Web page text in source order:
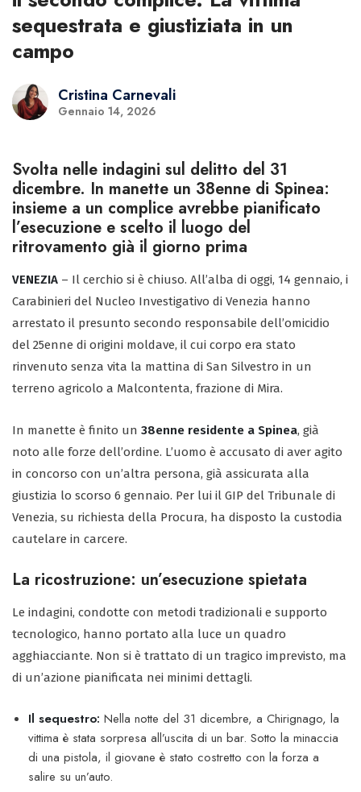
sequestrata e giustiziata in un
campo
Cristina Carnevali
Gennaio 14, 2026
Svolta nelle indagini sul delitto del 31
dicembre. In manette un 38enne di Spinea:
insieme a un complice avrebbe pianificato
l’esecuzione e scelto il luogo del
ritrovamento già il giorno prima
VENEZIA – Il cerchio si è chiuso. All’alba di oggi, 14 gennaio, i
Carabinieri del Nucleo Investigativo di Venezia hanno
arrestato il presunto secondo responsabile dell’omicidio
del 25enne di origini moldave, il cui corpo era stato
rinvenuto senza vita la mattina di San Silvestro in un
terreno agricolo a Malcontenta, frazione di Mira.
In manette è finito un 38enne residente a Spinea, già
noto alle forze dell’ordine. L’uomo è accusato di aver agito
in concorso con un’altra persona, già assicurata alla
giustizia lo scorso 6 gennaio. Per lui il GIP del Tribunale di
Venezia, su richiesta della Procura, ha disposto la custodia
cautelare in carcere.
La ricostruzione: un’esecuzione spietata
Le indagini, condotte con metodi tradizionali e supporto
tecnologico, hanno portato alla luce un quadro
agghiacciante. Non si è trattato di un tragico imprevisto, ma
di un’azione pianificata nei minimi dettagli.
Il sequestro: Nella notte del 31 dicembre, a Chirignago, la
vittima è stata sorpresa all’uscita di un bar. Sotto la minaccia
di una pistola, il giovane è stato costretto con la forza a
salire su un’auto.